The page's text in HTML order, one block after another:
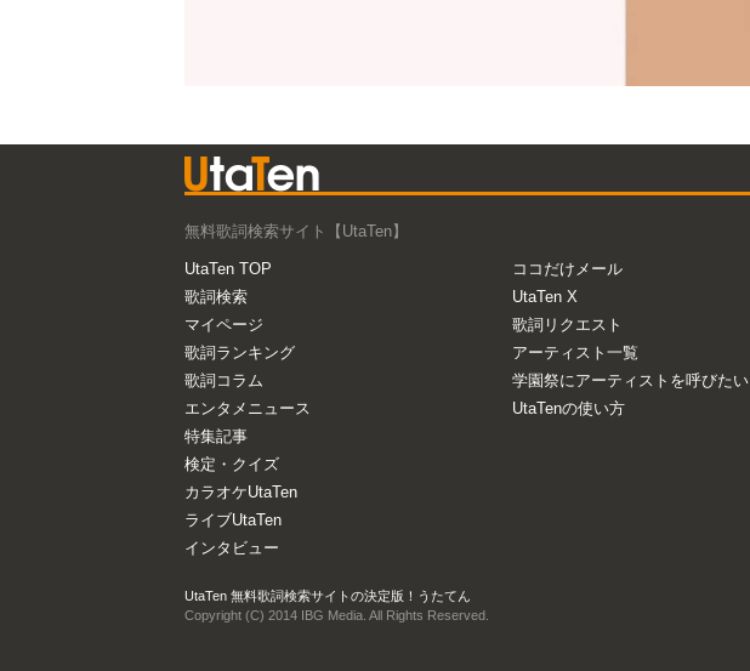
無料歌詞検索サイト【UtaTen】
UtaTen TOP
歌詞検索
マイページ
歌詞ランキング
歌詞コラム
エンタメニュース
特集記事
検定・クイズ
カラオケUtaTen
ライブUtaTen
インタビュー
ココだけメール
UtaTen X
歌詞リクエスト
アーティスト一覧
学園祭にアーティストを呼びたい
UtaTenの使い方
UtaTen 無料歌詞検索サイトの決定版！うたてん
Copyright (C) 2014 IBG Media. All Rights Reserved.